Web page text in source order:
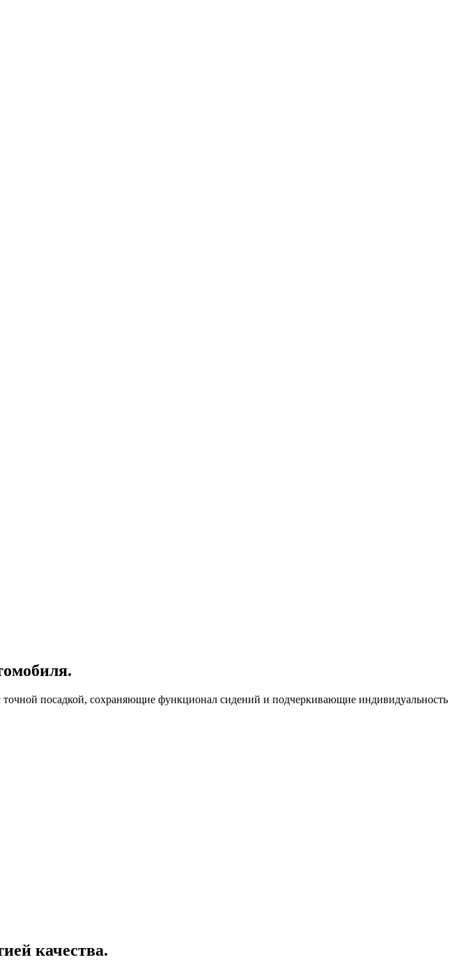
посадкой, сохраняющие функционал сидений и подчеркивающие индивидуальность
качества.